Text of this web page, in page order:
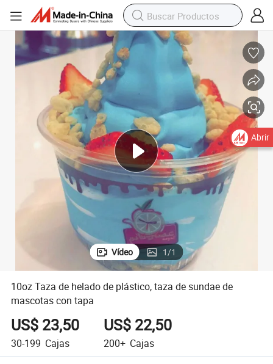
10oz Taza de helado de plástico, taza de sundae de mascotas con tapa
Vídeo 1/1
10oz Taza de helado de plástico, taza de sundae de
mascotas con tapa
US$ 23,50
30-199 Cajas
US$ 22,50
200+ Cajas
Abrir